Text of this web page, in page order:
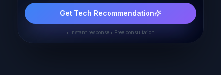
Get Tech Recommendation
• Instant response • Free consultation